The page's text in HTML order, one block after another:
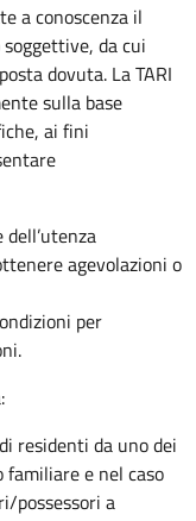
a conoscenza il
da cui
dovuta. La TARI
sulla base
ai fini
agevolazioni o
per
residenti da uno dei
e nel caso
possessori a